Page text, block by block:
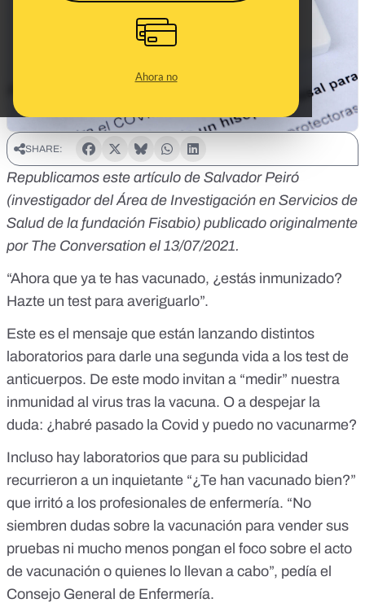
Ahora no
SHARE:
Republicamos este artículo de Salvador Peiró
(investigador del Área de Investigación en Servicios de
Salud de la fundación Fisabio) publicado originalmente
por The Conversation el 13/07/2021.
“Ahora que ya te has vacunado, ¿estás inmunizado?
Hazte un test para averiguarlo”.
Este es el mensaje que están lanzando distintos
laboratorios para darle una segunda vida a los test de
anticuerpos. De este modo invitan a “medir” nuestra
inmunidad al virus tras la vacuna. O a despejar la
duda: ¿habré pasado la Covid y puedo no vacunarme?
Incluso hay laboratorios que para su publicidad
recurrieron a un inquietante “¿Te han vacunado bien?”
que irritó a los profesionales de enfermería. “No
siembren dudas sobre la vacunación para vender sus
pruebas ni mucho menos pongan el foco sobre el acto
de vacunación o quienes lo llevan a cabo”, pedía el
Consejo General de Enfermería.